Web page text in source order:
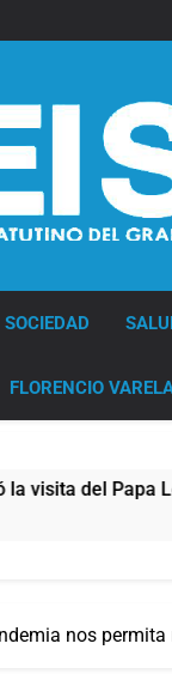
SOCIEDAD
FLORENCIO
Papa León
nos permita